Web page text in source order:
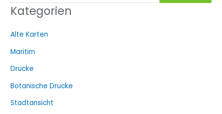
c
n
a
c
Kategorien
Alte Karten
Maritim
Drucke
Botanische Drucke
Stadtansicht